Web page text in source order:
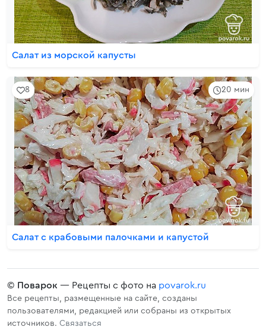
Салат из морской капусты
20 мин
8
Салат с крабовыми палочками и капустой
© Поварок — Рецепты с фото на povarok.ru
Все рецепты, размещенные на сайте, созданы
пользователями, редакцией или собраны из открытых
источников. Связаться